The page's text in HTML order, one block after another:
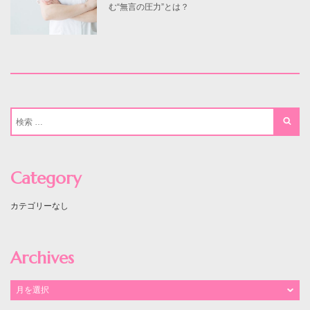
む“無言の圧力”とは？
Category
カテゴリーなし
Archives